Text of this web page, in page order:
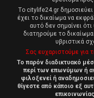
Tο citylife24.gr
έχει το δικαίωμα να
αυτό δεν σημαίνει
διατηρούμε το
υβριστικά
Σας ευχαριστούμε για
Το παρόν διαδικτυακό
περί των επωνύμων ή
φιλοξενεί ή
θίγεστε από κάποιο εξ